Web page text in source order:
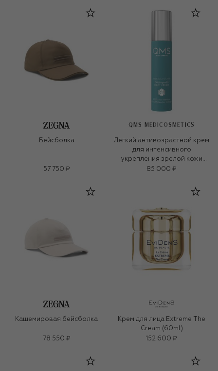
Бейсболка
57 750 ₽
QMS MEDICOSMETICS
Легкий антивозрастной крем
для интенсивного
укрепления зрелой кожи
«3D-коллаген» (50ml)
85 000 ₽
Кашемировая бейсболка
78 550 ₽
Крем для лица Extreme The
Cream (60ml)
152 600 ₽